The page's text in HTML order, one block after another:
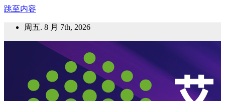
跳至内容
周五. 8 月 7th, 2026